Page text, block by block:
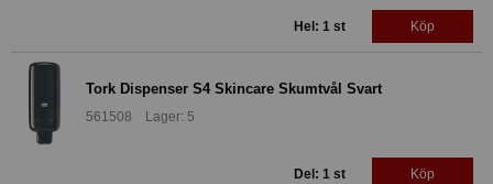
Hel: 1 st Köp
Tork Dispenser S4 Skincare Skumtvål Svart
561508 Lager: 5
Del: 1 st Köp